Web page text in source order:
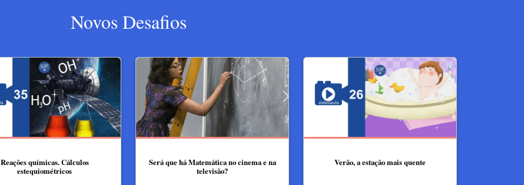
Novos Desafios
Reações químicas. Cálculos
estequiométricos
Será que há Matemática no cinema e na
televisão?
Verão, a estação mais quente